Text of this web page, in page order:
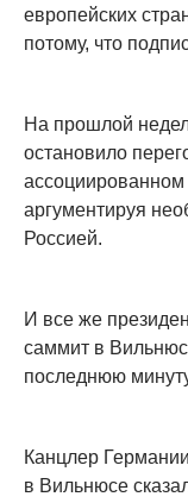
европейских
потому, что
На прошлой
остановило
аргументируя
Россией.
И все же
саммит в
последнюю
Канцлер
в Вильнюсе